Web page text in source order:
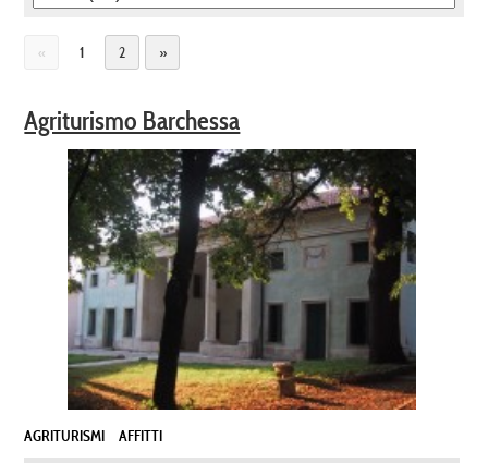
« 1 2 »
Agriturismo Barchessa
AGRITURISMI
AFFITTI